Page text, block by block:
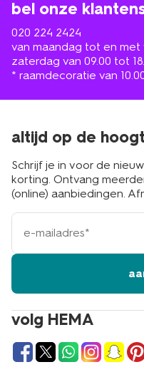
bel onze
020 224 2424
van maandag tot en met
zaterdag van 09.00 tot
* raamdecoratie van
volg HEMA
altijd op de
Schrijf je in voor de
korting. Ontvang
(online) aanbiedingen.
e-
mailadres